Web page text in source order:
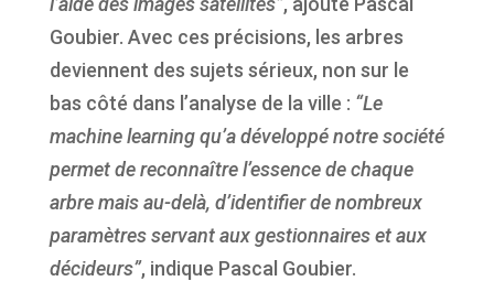
Goubier. Avec ces précisions, les arbres
deviennent des sujets sérieux, non sur le
bas côté dans l’analyse de la ville : “Le
machine learning qu’a développé notre société
permet de reconnaître l’essence de chaque
arbre mais au-delà, d’identifier de nombreux
paramètres servant aux gestionnaires et aux
décideurs”, indique Pascal Goubier.